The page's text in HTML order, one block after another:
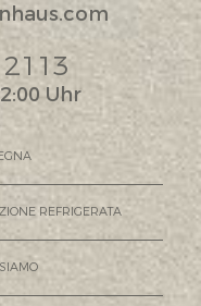
Uhr
REFRIGERATA